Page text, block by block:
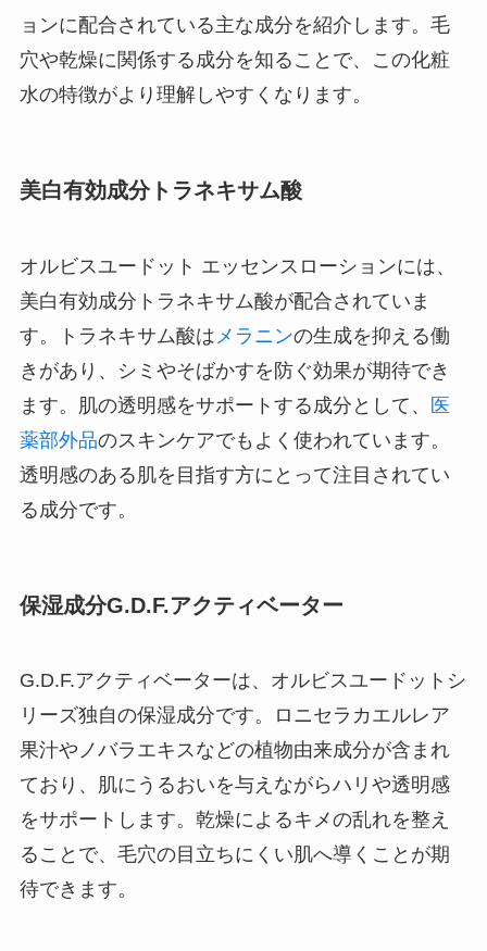
ョンに配合されている主な成分を紹介します。毛
穴や乾燥に関係する成分を知ることで、この化粧
水の特徴がより理解しやすくなります。
美白有効成分トラネキサム酸
オルビスユードット エッセンスローションには、
美白有効成分トラネキサム酸が配合されていま
す。トラネキサム酸は メラニンの生成を抑える働
きがあり、シミやそばかすを防ぐ効果が期待でき
ます。肌の透明感をサポートする成分として、
医
薬部外品のスキンケアでもよく使われています。
透明感のある肌を目指す方にとって注目されてい
る成分です。
保湿成分G.D.F.アクティベーター
G.D.F.アクティベーターは、オルビスユードットシ
リーズ独自の保湿成分です。ロニセラカエルレア
果汁やノバラエキスなどの植物由来成分が含まれ
ており、肌にうるおいを与えながらハリや透明感
をサポートします。乾燥によるキメの乱れを整え
ることで、毛穴の目立ちにくい肌へ導くことが期
待できます。